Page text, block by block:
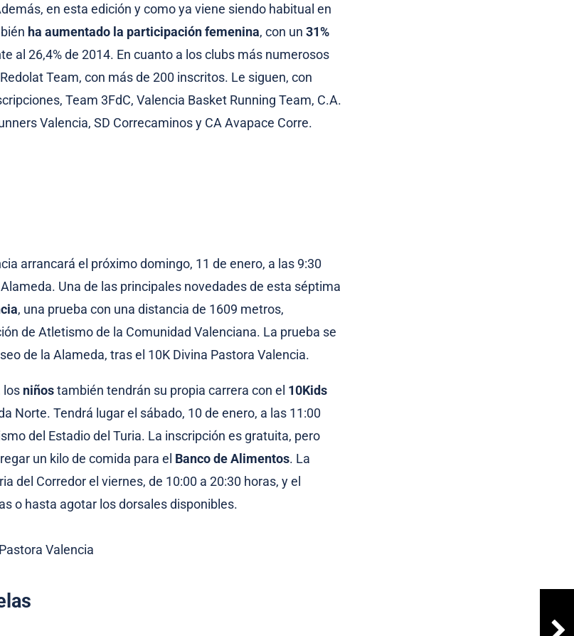
en esta edición y como ya viene siendo habitual en
ha aumentado la participación femenina, con un 31%
al 26,4% de 2014. En cuanto a los clubs más numerosos
Team, con más de 200 inscritos. Le siguen, con
Team 3FdC, Valencia Basket Running Team, C.A.
Valencia, SD Correcaminos y CA Avapace Corre.
arrancará el próximo domingo, 11 de enero, a las 9:30
Una de las principales novedades de esta séptima
, una prueba con una distancia de 1609 metros,
de Atletismo de la Comunidad Valenciana. La prueba se
de la Alameda, tras el 10K Divina Pastora Valencia.
los niñostambién tendrán su propia carrera con el 10Kids
Norte. Tendrá lugar el sábado, 10 de enero, a las 11:00
del Estadio del Turia. La inscripción es gratuita, pero
un kilo de comida para el Banco de Alimentos. La
del Corredor el viernes, de 10:00 a 20:30 horas, y el
o hasta agotar los dorsales disponibles.